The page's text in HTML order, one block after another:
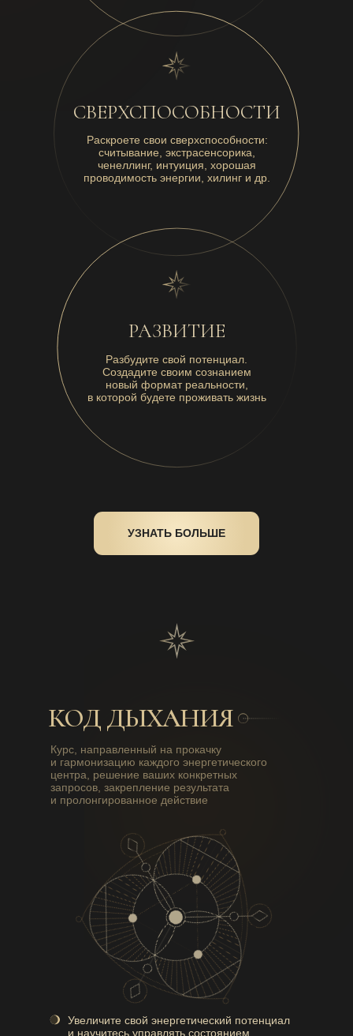
УЗНАТЬ БОЛЬШЕ
Раскроете свои сверхспособности:
считывание, экстрасенсорика,
ченеллинг, интуиция, хорошая
проводимость энергии, хилинг и др.
СВЕРХСПОСОБНОСТИ
Разбудите свой потенциал.
Создадите своим сознанием
новый формат реальности,
в которой будете проживать жизнь
РАЗВИТИЕ
КОД ДЫХАНИЯ
Курс, направленный на прокачку
и гармонизацию каждого энергетического
центра, решение ваших конкретных
запросов, закрепление результата
и пролонгированное действие
Увеличите свой энергетический потенциал
и научитесь управлять состоянием